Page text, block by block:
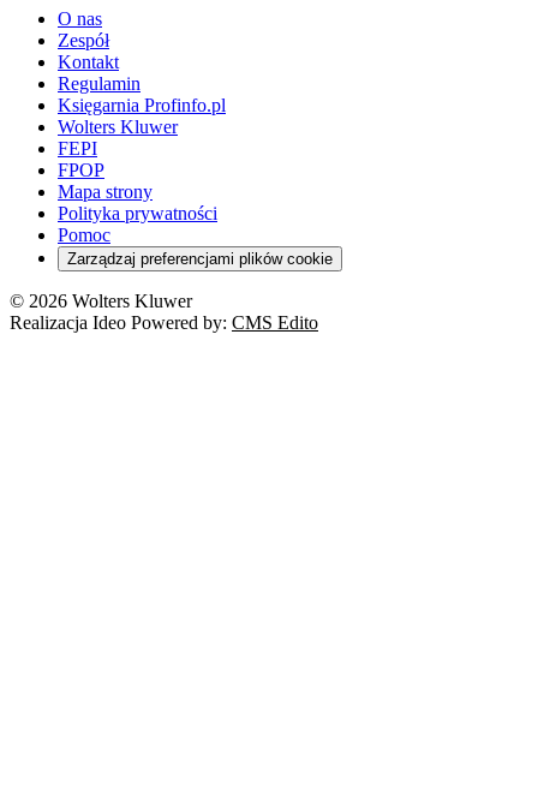
O nas
Zespół
Kontakt
Regulamin
Księgarnia Profinfo.pl
Wolters Kluwer
FEPI
FPOP
Mapa strony
Polityka prywatności
Pomoc
Zarządzaj preferencjami plików cookie
© 2026 Wolters Kluwer
Realizacja Ideo Powered by: CMS Edito